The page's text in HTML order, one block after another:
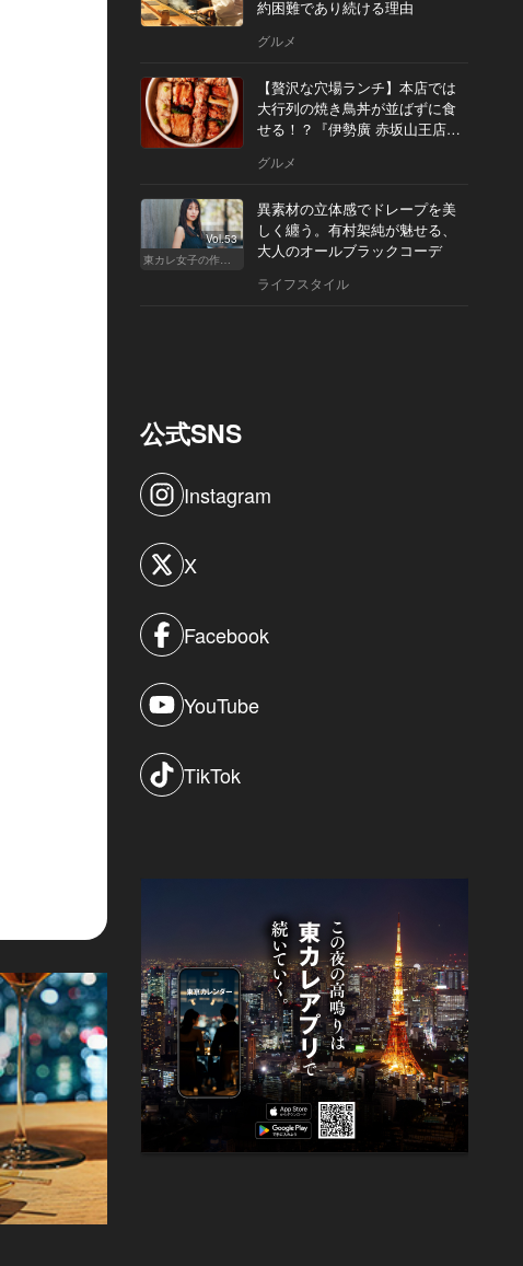
約困難であり続ける理由
グルメ
【贅沢な穴場ランチ】本店では
大行列の焼き鳥丼が並ばずに食
せる！？『伊勢廣 赤坂山王店』
グルメ
Vol.53
東カレ女子の作り方
異素材の立体感でドレープを美
しく纏う。有村架純が魅せる、
大人のオールブラックコーデ
ライフスタイル
公式SNS
Instagram
X
Facebook
YouTube
TikTok